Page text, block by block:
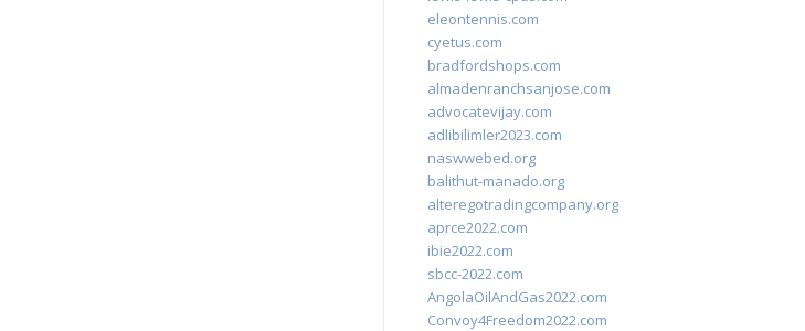
eleontennis.com
cyetus.com
bradfordshops.com
almadenranchsanjose.com
advocatevijay.com
adlibilimler2023.com
naswwebed.org
balithut-manado.org
alteregotradingcompany.org
aprce2022.com
ibie2022.com
sbcc-2022.com
AngolaOilAndGas2022.com
Convoy4Freedom2022.com